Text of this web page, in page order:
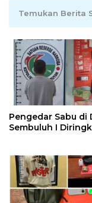
Temukan Berita
Pengedar Sabu di
Sembuluh I